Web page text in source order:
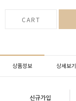
CART
상품정보 상세보기